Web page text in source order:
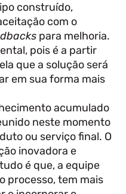
construído,
com o
para melhoria.
pois é a partir
que a solução será
em sua forma mais
acumulado
neste momento
ou serviço final. O
inovadora e
é que, a equipe
processo, tem mais